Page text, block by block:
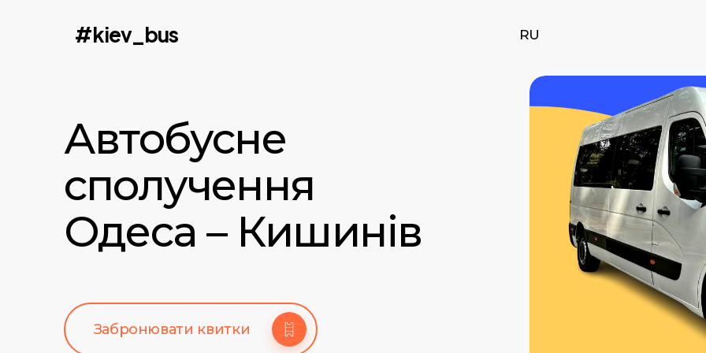
#kiev_bus RU
Автобусне
сполучення
Одеса – Кишинів
Забронювати квитки